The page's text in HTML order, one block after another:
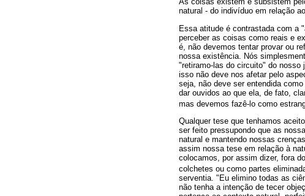
natural - do indivíduo em relação
Essa atitude é contrastada com a
perceber as coisas como reais e
é, não devemos tentar provar ou
nossa existência. Nós
"retiramo-las do circuito" do
isso não deve nos afetar pelo
seja, não deve ser entendida
dar ouvidos ao que ela, de fato,
mas devemos fazê-lo como
Qualquer tese que tenhamos
ser feito pressupondo que as
natural e mantendo nossas
assim nossa tese em relação à
colocamos, por assim dizer, fora
colchetes ou como partes
serventia. "Eu elimino todas as
não tenha a intenção de tecer